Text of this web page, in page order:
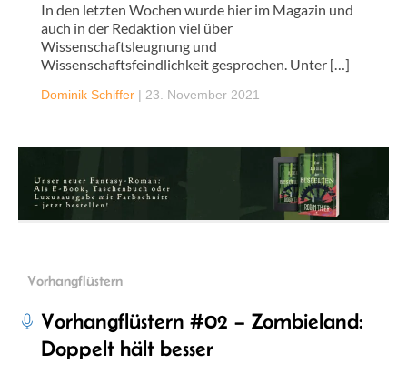
In den letzten Wochen wurde hier im Magazin und
auch in der Redaktion viel über
Wissenschaftsleugnung und
Wissenschaftsfeindlichkeit gesprochen. Unter […]
Dominik Schiffer | 23. November 2021
Vorhangflüstern
Vorhangflüstern #02 – Zombieland:
Doppelt hält besser